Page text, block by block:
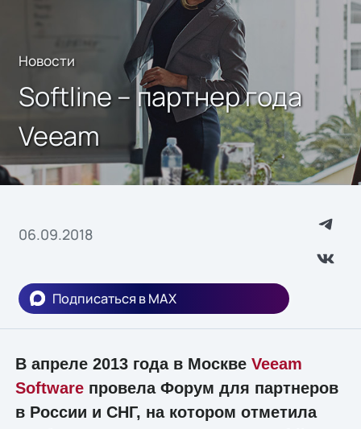
Новости
Softline – партнер года
Veeam
06.09.2018
Подписаться в MAX
В апреле 2013 года в Москве Veeam
Softwareпровела Форум для партнеров
в России и СНГ, на котором отметила